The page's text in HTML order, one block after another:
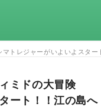
トレジャーがいよいよスタ
ミドの大冒険
ート！！江の島へ